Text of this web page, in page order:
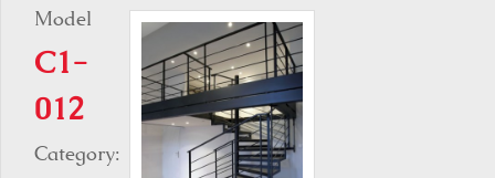
Model
C1-
012
Category: